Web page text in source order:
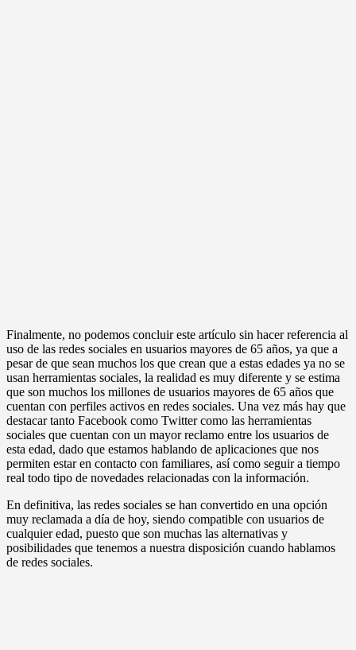
Finalmente, no podemos concluir este artículo sin hacer referencia al
uso de las redes sociales en usuarios mayores de 65 años, ya que a
pesar de que sean muchos los que crean que a estas edades ya no se
usan herramientas sociales, la realidad es muy diferente y se estima
que son muchos los millones de usuarios mayores de 65 años que
cuentan con perfiles activos en redes sociales. Una vez más hay que
destacar tanto Facebook como Twitter como las herramientas
sociales que cuentan con un mayor reclamo entre los usuarios de
esta edad, dado que estamos hablando de aplicaciones que nos
permiten estar en contacto con familiares, así como seguir a tiempo
real todo tipo de novedades relacionadas con la información.
En definitiva, las redes sociales se han convertido en una opción
muy reclamada a día de hoy, siendo compatible con usuarios de
cualquier edad, puesto que son muchas las alternativas y
posibilidades que tenemos a nuestra disposición cuando hablamos
de redes sociales.